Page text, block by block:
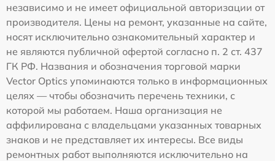
независимо и не имеет официальной авторизации от
производителя. Цены на ремонт, указанные на сайте,
носят исключительно ознакомительный характер и
не являются публичной офертой согласно п. 2 ст. 437
ГК РФ. Названия и обозначения торговой марки
Vector Optics упоминаются только в информационных
целях — чтобы обозначить перечень техники, с
которой мы работаем. Наша организация не
аффилирована с владельцами указанных товарных
знаков и не представляет их интересы. Все виды
ремонтных работ выполняются исключительно на